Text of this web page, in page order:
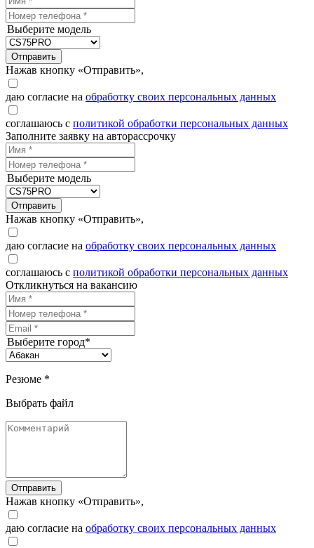
Выберите модель
Отправить
Нажав кнопку «Отправить»,
даю согласие на обработку своих персональных данных
соглашаюсь с политикой обработки персональных данных
Заполните заявку на авторассрочку
Выберите модель
Отправить
Нажав кнопку «Отправить»,
даю согласие на обработку своих персональных данных
соглашаюсь с политикой обработки персональных данных
Откликнуться на вакансию
Выберите город*
Резюме *
Выбрать файл
Отправить
Нажав кнопку «Отправить»,
даю согласие на обработку своих персональных данных